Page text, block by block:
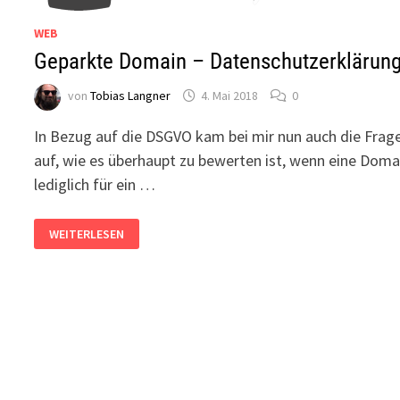
WEB
Geparkte Domain –
vonTobias Langner 4. Mai 2018 0
In Bezug auf die DSGVO kam bei mir nun auch die
auf, wie es überhaupt zu bewerten ist, wenn eine
lediglich für ein …
DOMAIN
–
WEITERLESEN